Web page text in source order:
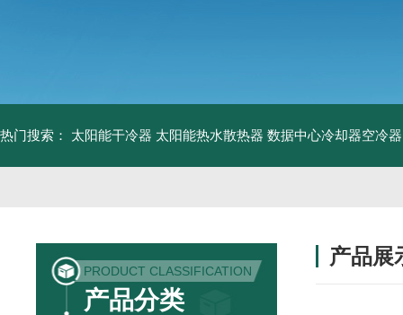
热门搜索： 太阳能干冷器 太阳能热水散热器 数据中心冷却器空冷器
PRODUCT CLASSIFICATION
产品分类
产品展